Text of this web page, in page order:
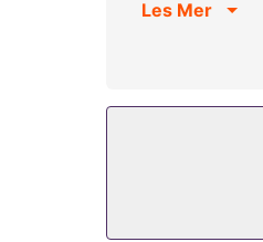
Andre fasiliteter
Les Mer